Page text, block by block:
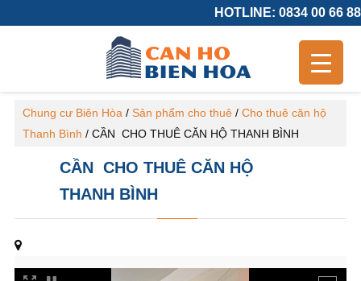
HOTLINE: 0834 00 66 88
Chung cư Biên Hòa / Sản phẩm cho thuê/ Cho thuê căn hộ
Thanh Bình / CẦN CHO THUÊ CĂN HỘ THANH BÌNH
CẦN CHO THUÊ CĂN HỘ
THANH BÌNH